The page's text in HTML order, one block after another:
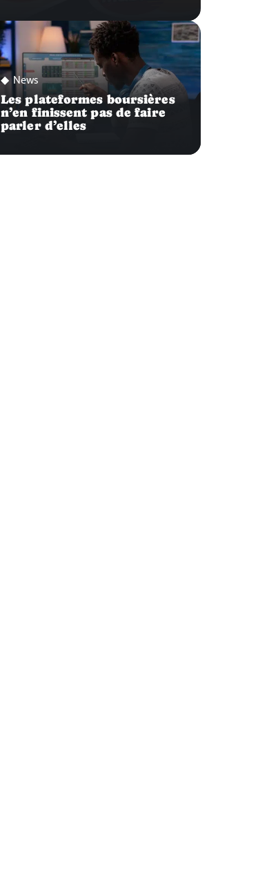
News
Les plateformes boursières
n’en finissent pas de faire
parler d’elles